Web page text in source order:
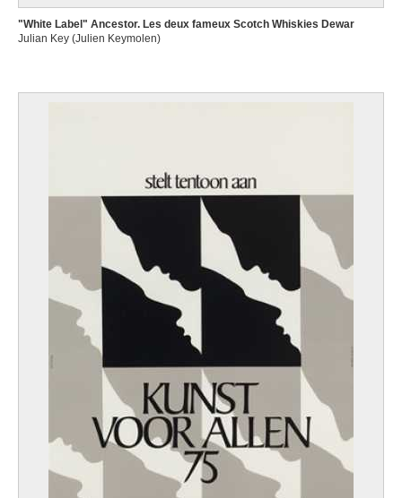
"White Label" Ancestor. Les deux fameux Scotch Whiskies Dewar
Julian Key (Julien Keymolen)